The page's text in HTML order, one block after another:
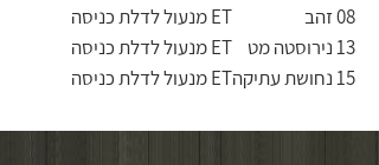
08 זהב
ET מנעול לדלת כניסה
13 נירוסטה מט
ET מנעול לדלת כניסה
15 נחושת עתיקה
ET מנעול לדלת כניסה